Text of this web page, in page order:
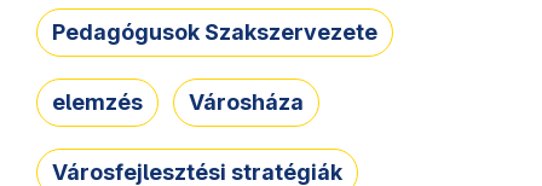
Pedagógusok Szakszervezete
elemzés Városháza
Városfejlesztési stratégiák